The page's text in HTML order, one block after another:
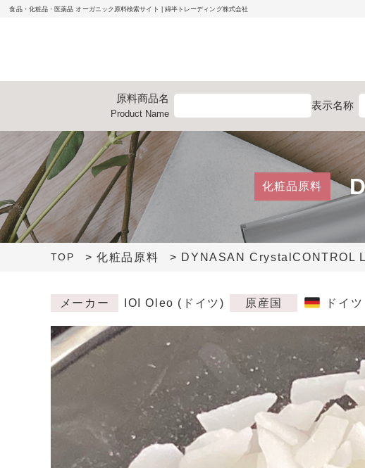
食品・化粧品・医薬品 オーガニック原料検索サイト | 綿半トレーディング株式会社
原料商品名
Product Name
表示名称
化粧品原料
TOP > 化粧品原料 > DYNASAN CrystalCONTROL L
メーカー IOI Oleo (ドイツ) 原産国 ドイツ